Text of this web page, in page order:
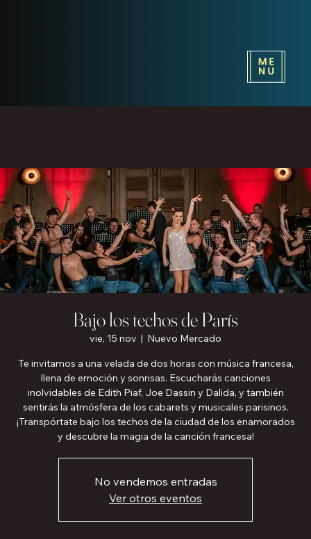
Bajo los techos de París
vie, 15 nov
  |
Nuevo Mercado
Te invitamos a una velada de dos horas con música francesa,
llena de emoción y sonrisas. Escucharás canciones
inolvidables de Edith Piaf, Joe Dassin y Dalida, y también
sentirás la atmósfera de los cabarets y musicales parisinos.
¡Transpórtate bajo los techos de la ciudad de los enamorados
y descubre la magia de la canción francesa!
No vendemos entradas
Ver otros eventos